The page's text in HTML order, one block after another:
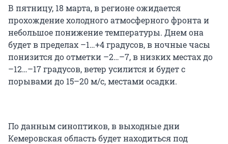
В пятницу, 18 марта, в регионе ожидается
прохождение холодного атмосферного фронта и
небольшое понижение температуры. Днем она
будет в пределах –1…+4 градусов, в ночные часы
понизится до отметки –2…–7, в низких местах до
–12…–17 градусов, ветер усилится и будет с
порывами до 15–20 м/с, местами осадки.
По данным синоптиков, в выходные дни
Кемеровская область будет находиться под